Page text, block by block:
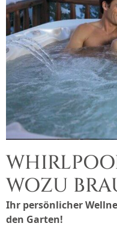
WOZU
Ihr persönlicher
den Garten!